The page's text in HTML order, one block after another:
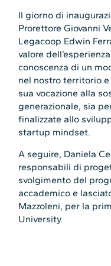
Il giorno di
Prorettore Giovanni
Legacoop Edwin
valore
conoscenza di un
nel nostro territorio
sua vocazione alla
generazionale, sia
finalizzate allo
startup mindset.
A seguire, Daniela
responsabili di
svolgimento del
accademico e
Mazzoleni, per la
University.